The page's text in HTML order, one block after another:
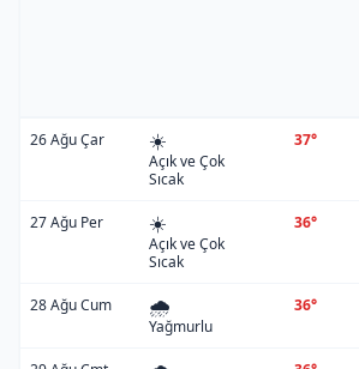
26 Ağu Çar ☀️
Açık ve Çok
Sıcak
37°
27 Ağu Per ☀️
Açık ve Çok
Sıcak
36°
28 Ağu Cum 🌧️
Yağmurlu
36°